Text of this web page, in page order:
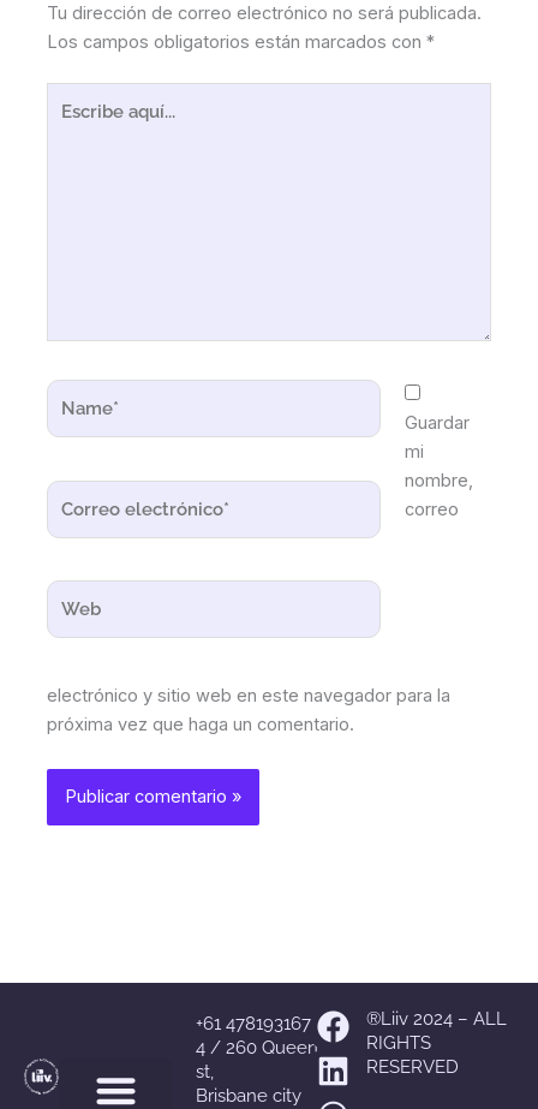
Tu dirección de correo electrónico no será publicada.
Los campos obligatorios están marcados con*
aquí...
Name*
Correo
electrónico*
Web
Guardar
mi
nombre,
correo
electrónico y sitio web en este navegador para la
próxima vez que haga un comentario.
+61 478193167
4 / 260 Queen
st,
Brisbane city
Facebook
Linkedin
Whatsapp
Instagram
®Liiv 2024 – ALL
RIGHTS
RESERVED